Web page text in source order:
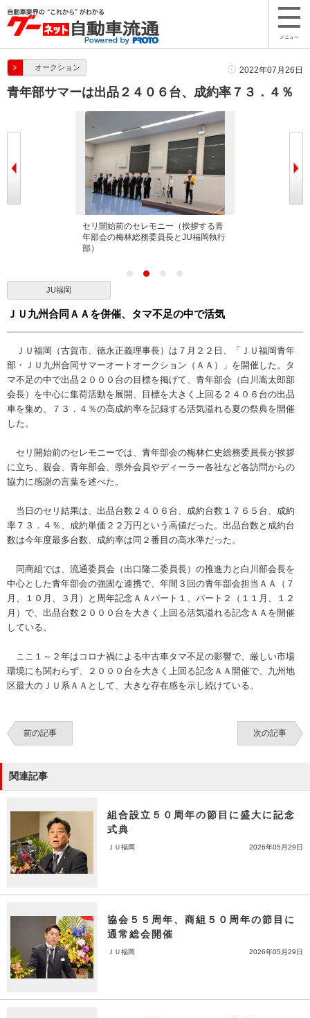
メニュー
オークション 2022年07月26日
青年部サマーは出品２４０６台、成約率７３．４％
セリ開始前のセレモニー（挨拶する青
年部会の梅林総務委員長とJU福岡執行
部）
JU福岡
ＪＵ九州合同ＡＡを併催、タマ不足の中で活気
ＪＵ福岡（古賀市、徳永正義理事長）は７月２２日、「ＪＵ福岡青年
部・ＪＵ九州合同サマーオートオークション（ＡＡ）」を開催した。タ
マ不足の中で出品２０００台の目標を掲げて、青年部会（白川嵩太郎部
会長）を中心に集荷活動を展開、目標を大きく上回る２４０６台の出品
車を集め、７３．４％の高成約率を記録する活気溢れる夏の祭典を開催
した。
セリ開始前のセレモニーでは、青年部会の梅林仁史総務委員長が挨拶
に立ち、親会、青年部会、県外会員やディーラー各社など各訪問からの
協力に感謝の言葉を述べた。
当日のセリ結果は、出品台数２４０６台、成約台数１７６５台、成約
率７３．４％、成約単価２２万円という高値だった。出品台数と成約台
数は今年度最多台数、成約率は同２番目の高水準だった。
同商組では、流通委員会（出口隆二委員長）の推進力と白川部会長を
中心とした青年部会の強固な連携で、年間３回の青年部会担当ＡＡ（７
月、１０月、３月）と周年記念ＡＡパート１、パート２（１１月、１２
月）で、出品台数２０００台を大きく上回る活気溢れる記念ＡＡを開催
している。
ここ１～２年はコロナ禍による中古車タマ不足の影響で、厳しい市場
環境にも関わらず、２０００台を大きく上回る記念ＡＡ開催で、九州地
区最大のＪＵ系ＡＡとして、大きな存在感を示し続けている。
前の記事 次の記事
関連記事
組合設立５０周年の節目に盛大に記念
式典
ＪＵ福岡 2026年05月29日
協会５５周年、商組５０周年の節目に
通常総会開催
ＪＵ福岡 2026年05月29日